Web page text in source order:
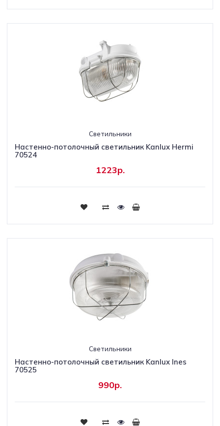
Светильники
Настенно-потолочный светильник Kanlux Hermi
70524
1223р.
Светильники
Настенно-потолочный светильник Kanlux Ines
70525
990р.